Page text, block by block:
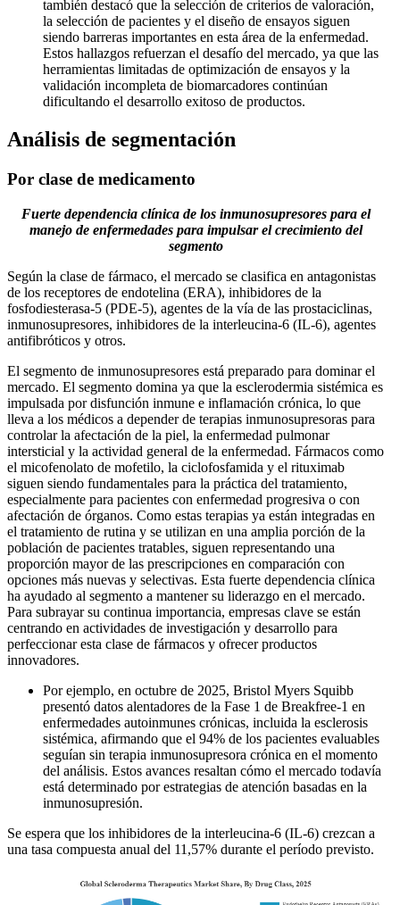
también destacó que la selección de criterios de valoración,
la selección de pacientes y el diseño de ensayos siguen
siendo barreras importantes en esta área de la enfermedad.
Estos hallazgos refuerzan el desafío del mercado, ya que las
herramientas limitadas de optimización de ensayos y la
validación incompleta de biomarcadores continúan
dificultando el desarrollo exitoso de productos.
Análisis de segmentación
Por clase de medicamento
Fuerte dependencia clínica de los inmunosupresores para el
manejo de enfermedades para impulsar el crecimiento del
segmento
Según la clase de fármaco, el mercado se clasifica en antagonistas
de los receptores de endotelina (ERA), inhibidores de la
fosfodiesterasa-5 (PDE-5), agentes de la vía de las prostaciclinas,
inmunosupresores, inhibidores de la interleucina-6 (IL-6), agentes
antifibróticos y otros.
El segmento de inmunosupresores está preparado para dominar el
mercado. El segmento domina ya que la esclerodermia sistémica es
impulsada por disfunción inmune e inflamación crónica, lo que
lleva a los médicos a depender de terapias inmunosupresoras para
controlar la afectación de la piel, la enfermedad pulmonar
intersticial y la actividad general de la enfermedad. Fármacos como
el micofenolato de mofetilo, la ciclofosfamida y el rituximab
siguen siendo fundamentales para la práctica del tratamiento,
especialmente para pacientes con enfermedad progresiva o con
afectación de órganos. Como estas terapias ya están integradas en
el tratamiento de rutina y se utilizan en una amplia porción de la
población de pacientes tratables, siguen representando una
proporción mayor de las prescripciones en comparación con
opciones más nuevas y selectivas. Esta fuerte dependencia clínica
ha ayudado al segmento a mantener su liderazgo en el mercado.
Para subrayar su continua importancia, empresas clave se están
centrando en actividades de investigación y desarrollo para
perfeccionar esta clase de fármacos y ofrecer productos
innovadores.
Por ejemplo, en octubre de 2025, Bristol Myers Squibb
presentó datos alentadores de la Fase 1 de Breakfree-1 en
enfermedades autoinmunes crónicas, incluida la esclerosis
sistémica, afirmando que el 94% de los pacientes evaluables
seguían sin terapia inmunosupresora crónica en el momento
del análisis. Estos avances resaltan cómo el mercado todavía
está determinado por estrategias de atención basadas en la
inmunosupresión.
Se espera que los inhibidores de la interleucina-6 (IL-6) crezcan a
una tasa compuesta anual del 11,57% durante el período previsto.